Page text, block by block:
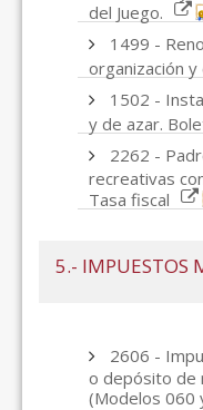
del Juego.
1499 -
organización
1502 -
y de azar.
2262 -
recreativas
Tasa fiscal
5.- IMPUESTOS
2606 -
o depósito de
(Modelos 060